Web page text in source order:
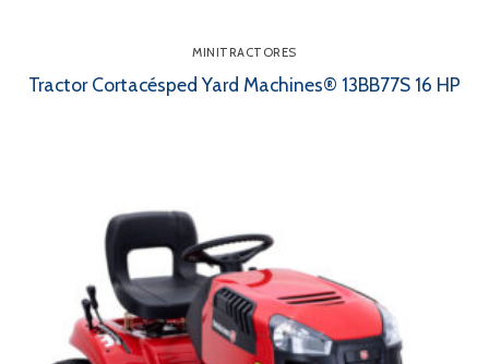
MINITRACTORES
Tractor Cortacésped Yard Machines® 13BB77S 16 HP